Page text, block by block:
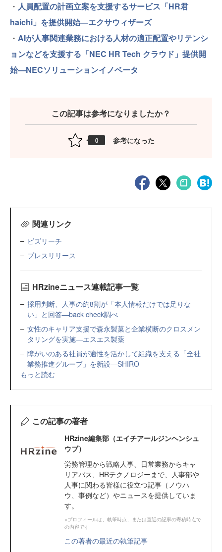
・ 人員配置の計画立案を支援するサービス「HR君
haichi」を提供開始―エクサウィザーズ
・ AIが人事関連業務における人材の適正配置やリテンシ
ョンなどを支援する「NEC HR Tech クラウド」提供開
始―NECソリューションイノベータ
この記事は参考になりましたか？
0 参考になった
関連リンク
ビズリーチ
プレスリリース
HRzineニュース連載記事一覧
採用判断、人事の約8割が「本人情報だけでは足りな
い」と回答—back check調べ
女性のキャリア支援で森永製菓と企業横断のクロスメン
タリングを実施—エスエス製薬
障がいのある社員が適性を活かして組織を支える「全社
業務推進グループ」を新設—SHIRO
もっと読む
この記事の著者
HRzine編集部（エイチアールジンヘンシュ
ウブ）
労務管理から戦略人事、日常業務からキャ
リアパス、HRテクノロジーまで、人事部や
人事に関わる皆様に役立つ記事（ノウハ
ウ、事例など）やニュースを提供していま
す。
※プロフィールは、執筆時点、または直近の記事の寄稿時点で
の内容です
この著者の最近の執筆記事